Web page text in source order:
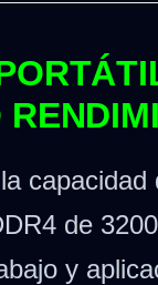
capacidad
de
y